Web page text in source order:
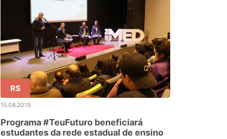
RS
15.08.2019
Programa #TeuFuturo beneficiará
estudantes da rede estadual de ensino